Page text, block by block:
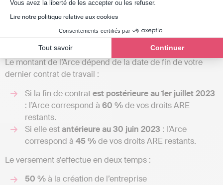
Vous avez la liberté de les accepter ou les refuser.
Lire notre politique relative aux cookies
Consentements certifiés par
Tout savoir Continuer
demandeurs d’emploi qui créent ou reprennent une
entreprise.
Les modalités de versement de l’Arce
Le montant de l’Arce dépend de la date de fin de votre
dernier contrat de travail :
Si la fin de contratest postérieure au 1er juillet 2023
: l’Arce correspond à 60 %de vos droits ARE
restants.
Si elle estantérieure au 30 juin 2023 : l’Arce
correspond à 45 %de vos droits ARE restants.
Le versement s’effectue en deux temps :
50 %à la création de l’entreprise